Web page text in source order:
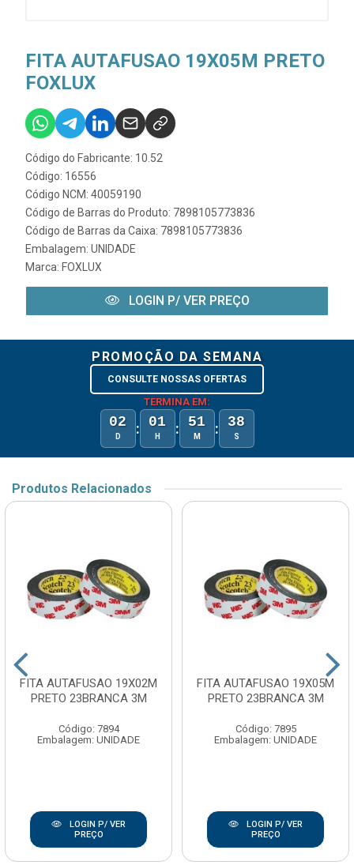
FITA AUTAFUSAO 19X05M PRETO
FOXLUX
Código do Fabricante: 10.52
Código: 16556
Código NCM: 40059190
Código de Barras do Produto: 7898105773836
Código de Barras da Caixa: 7898105773836
Embalagem: UNIDADE
Marca: FOXLUX
LOGIN P/ VER PREÇO
PROMOÇÃO DA SEMANA
CONSULTE NOSSAS OFERTAS
TERMINA EM:
02
D : 01
H : 51
M : 38
S
Produtos Relacionados
FITA AUTAFUSAO 19X02M
PRETO 23BRANCA 3M
Código: 7894
Embalagem: UNIDADE
LOGIN P/ VER
PREÇO
FITA AUTAFUSAO 19X05M
PRETO 23BRANCA 3M
Código: 7895
Embalagem: UNIDADE
LOGIN P/ VER
PREÇO